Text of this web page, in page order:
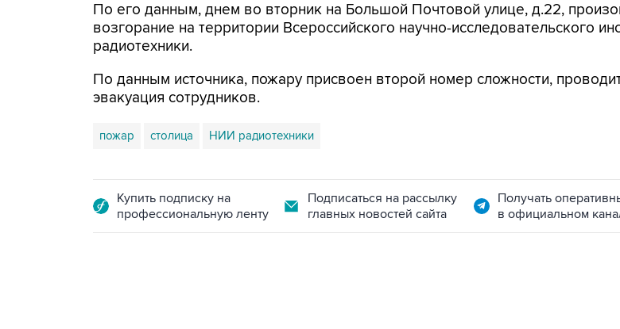
По его данным, днем во вторник на Большой Почтовой улице, д.22,
возгорание на территории Всероссийского научно-исследовательского
радиотехники.
По данным источника, пожару присвоен второй номер сложности,
эвакуация сотрудников.
пожар столица НИИ радиотехники
Купить подписку на
профессиональную ленту
Подписаться на рассылку
главных новостей сайта
Получать
в официальном